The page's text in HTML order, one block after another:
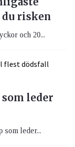
risken
och 20...
leder
som leder...